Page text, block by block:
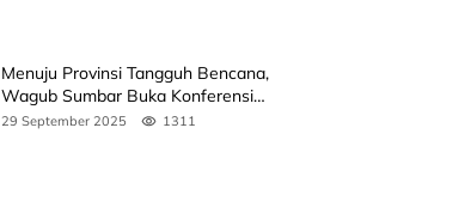
Menuju Provinsi Tangguh Bencana,
Wagub Sumbar Buka Konferensi
3rd ICDMM 2025 di Unand
29 September 2025 1311